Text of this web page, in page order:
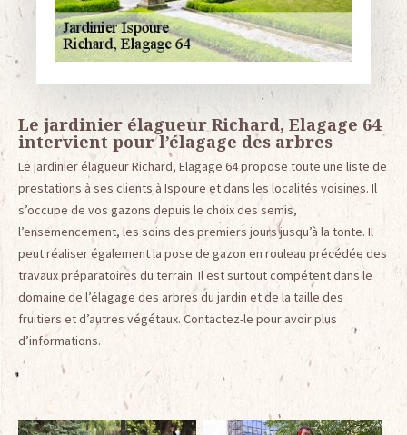
Le jardinier élagueur Richard, Elagage 64
intervient pour l’élagage des arbres
Le jardinier élagueur Richard, Elagage 64 propose toute une liste de
prestations à ses clients à Ispoure et dans les localités voisines. Il
s’occupe de vos gazons depuis le choix des semis,
l’ensemencement, les soins des premiers jours jusqu’à la tonte. Il
peut réaliser également la pose de gazon en rouleau précédée des
travaux préparatoires du terrain. Il est surtout compétent dans le
domaine de l’élagage des arbres du jardin et de la taille des
fruitiers et d’autres végétaux. Contactez-le pour avoir plus
d’informations.